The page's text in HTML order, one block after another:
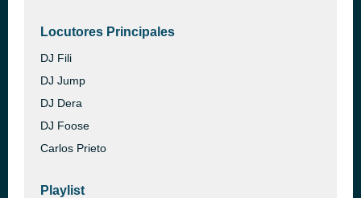
Locutores Principales
DJ Fili
DJ Jump
DJ Dera
DJ Foose
Carlos Prieto
Playlist